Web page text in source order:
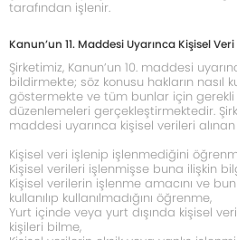
tarafından işlenir.
Kanun’un 11. Maddesi Uyarınca Kişisel
Şirketimiz, Kanun’un 10. maddesi
bildirmekte; söz konusu hakların nasıl
göstermekte ve tüm bunlar için gerekli
düzenlemeleri gerçekleştirmektedir.
maddesi uyarınca kişisel verileri alınan
Kişisel veri işlenip işlenmediğini
Kişisel verileri işlenmişse buna ilişkin
Kişisel verilerin işlenme amacını ve
kullanılıp kullanılmadığını öğrenme,
Yurt içinde veya yurt dışında kişisel
kişileri bilme,